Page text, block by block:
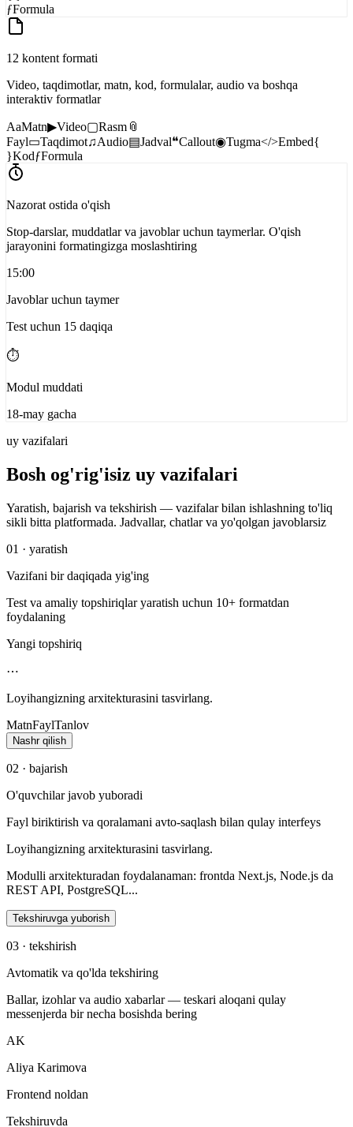
ƒFormula
12 kontent formati
Video, taqdimotlar, matn, kod, formulalar, audio va boshqa
interaktiv formatlar
AaMatn▶Video▢Rasm 📎
Fayl▭Taqdimot♫Audio▤Jadval❝Callout◉Tugma</>Embed{
}KodƒFormula
Nazorat ostida o'qish
Stop-darslar, muddatlar va javoblar uchun taymerlar. O'qish
jarayonini formatingizga moslashtiring
15:00
Javoblar uchun taymer
Test uchun 15 daqiqa
⏱
Modul muddati
18-may gacha
uy vazifalari
Bosh og'rig'isiz uy vazifalari
Yaratish, bajarish va tekshirish — vazifalar bilan ishlashning to'liq
sikli bitta platformada. Jadvallar, chatlar va yo'qolgan javoblarsiz
01 · yaratish
Vazifani bir daqiqada yig'ing
Test va amaliy topshiriqlar yaratish uchun 10+ formatdan
foydalaning
Yangi topshiriq
⋯
Loyihangizning arxitekturasini tasvirlang.
MatnFaylTanlov
Nashr qilish
02 · bajarish
O'quvchilar javob yuboradi
Fayl biriktirish va qoralamani avto-saqlash bilan qulay interfeys
Loyihangizning arxitekturasini tasvirlang.
Modulli arxitekturadan foydalanaman: frontda Next.js, Node.js da
REST API, PostgreSQL...
Tekshiruvga yuborish
03 · tekshirish
Avtomatik va qo'lda tekshiring
Ballar, izohlar va audio xabarlar — teskari aloqani qulay
messenjerda bir necha bosishda bering
AK
Aliya Karimova
Frontend noldan
Tekshiruvda